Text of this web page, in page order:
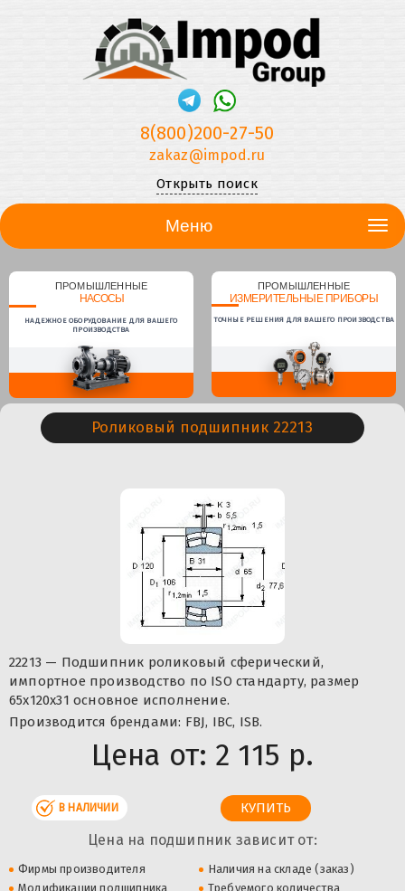
8(800)200-27-50
zakaz@impod.ru
Открыть поиск
Меню
ПРОМЫШЛЕННЫЕ
НАСОСЫ
НАДЕЖНОЕ ОБОРУДОВАНИЕ ДЛЯ ВАШЕГО
ПРОИЗВОДСТВА
ПРОМЫШЛЕННЫЕ
ИЗМЕРИТЕЛЬНЫЕ ПРИБОРЫ
ТОЧНЫЕ РЕШЕНИЯ ДЛЯ ВАШЕГО ПРОИЗВОДСТВА
Роликовый подшипник 22213
22213 — Подшипник роликовый сферический,
импортное производство по ISO стандарту, размер
65x120x31 основное исполнение.
Производится брендами: FBJ, IBC, ISB.
Цена от: 2 115 р.
В НАЛИЧИИ
Цена на подшипник зависит от:
Фирмы производителя
Наличия на складе (заказ)
Модификации подшипника
Требуемого количества